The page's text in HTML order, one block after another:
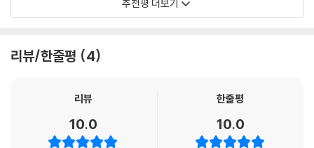
‘케톤식’과 ‘간헐적 단식’을 적용해서 교모세포종의 치유 효과를 높였습니
--- p.67
량했고, 뇌의 나이를 40세로 되돌렸습니다. 다시 젊어진 것입니다. 그는
죽을 때까지 케톤식을 지속할 생각입니다. 그 변화의 과정은 감동적인 경
험이었습니다.
이다.
이 책은 건강의 주권이 오늘 식탁에 대한 나의 선택에 달려있음을 선명하
다. 건강은 남에게 의존하는 것이 아니라, 스스로 되찾는 것임을 잊지 마시
- 조한경 (『환자혁명』 저자)
추천평 더보기
리뷰/한줄평 4
리뷰
10.0
한줄평
10.0